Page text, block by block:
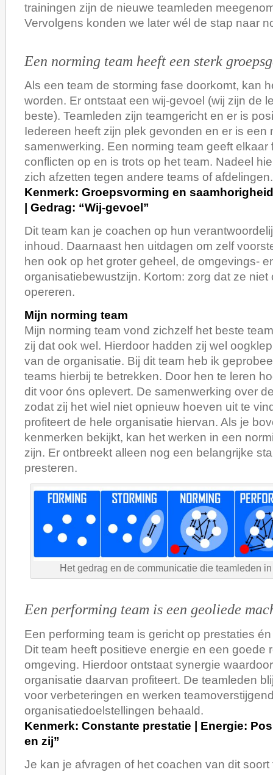
trainingen zijn de nieuwe teamleden
Vervolgens konden we later wél de stap naar
Een norming team heeft een sterk
Als een team de storming fase doorkomt, kan
worden. Er ontstaat een wij-gevoel (wij zijn de
beste). Teamleden zijn teamgericht en er is
Iedereen heeft zijn plek gevonden en er is een
samenwerking. Een norming team geeft elkaar
conflicten op en is trots op het team. Nadeel
zich afzetten tegen andere teams of afdelingen.
Kenmerk: Groepsvorming en
| Gedrag: “Wij-gevoel”
Dit team kan je coachen op hun
inhoud. Daarnaast hen uitdagen om zelf
hen ook op het groter geheel, de omgevings-
organisatiebewustzijn. Kortom: zorg dat ze niet
opereren.
Mijn norming team
Mijn norming team vond zichzelf het beste
zij dat ook wel. Hierdoor hadden zij wel
van de organisatie. Bij dit team heb ik
teams hierbij te betrekken. Door hen te leren
dit voor óns oplevert. De samenwerking over
zodat zij het wiel niet opnieuw hoeven uit te
profiteert de hele organisatie hiervan. Als je
kenmerken bekijkt, kan het werken in een
zijn. Er ontbreekt alleen nog een belangrijke
presteren.
Het gedrag en de communicatie die teamleden
Een performing team is een geoliede
Een performing team is gericht op prestaties
Dit team heeft positieve energie en een goede
omgeving. Hierdoor ontstaat synergie
organisatie daarvan profiteert. De teamleden
voor verbeteringen en werken
organisatiedoelstellingen behaald.
Kenmerk: Constante prestatie | Energie:
en zij”
Je kan je afvragen of het coachen van dit